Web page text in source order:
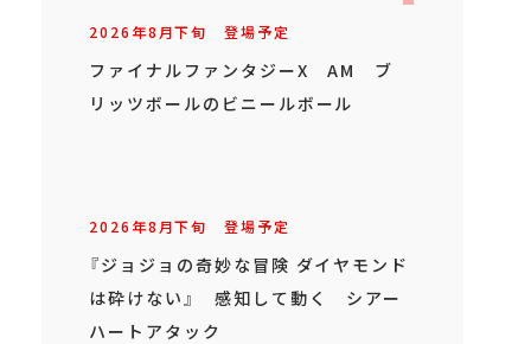
2026年8月下旬 登場予定
ファイナルファンタジーX AM ブ
リッツボールのビニールボール
2026年8月下旬 登場予定
『ジョジョの奇妙な冒険 ダイヤモンド
は砕けない』 感知して動く シアー
ハートアタック